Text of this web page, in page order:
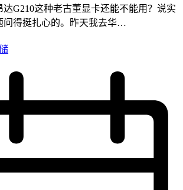
达G210这种老古董显卡还能不能用？说实
问得挺扎心的。昨天我去华…